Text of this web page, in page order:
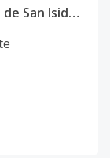
Casas de 2 niveles en Brisa Oriental de San Isidro, SDE, Zona Oriental